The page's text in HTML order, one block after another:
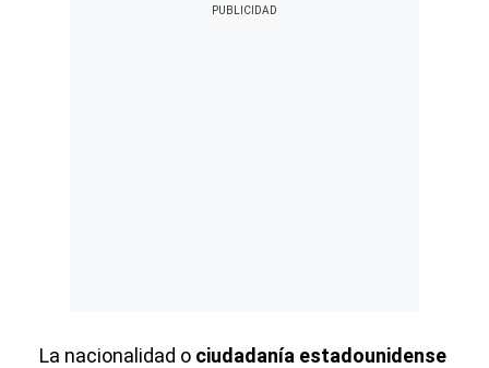
La nacionalidad o ciudadanía estadounidense